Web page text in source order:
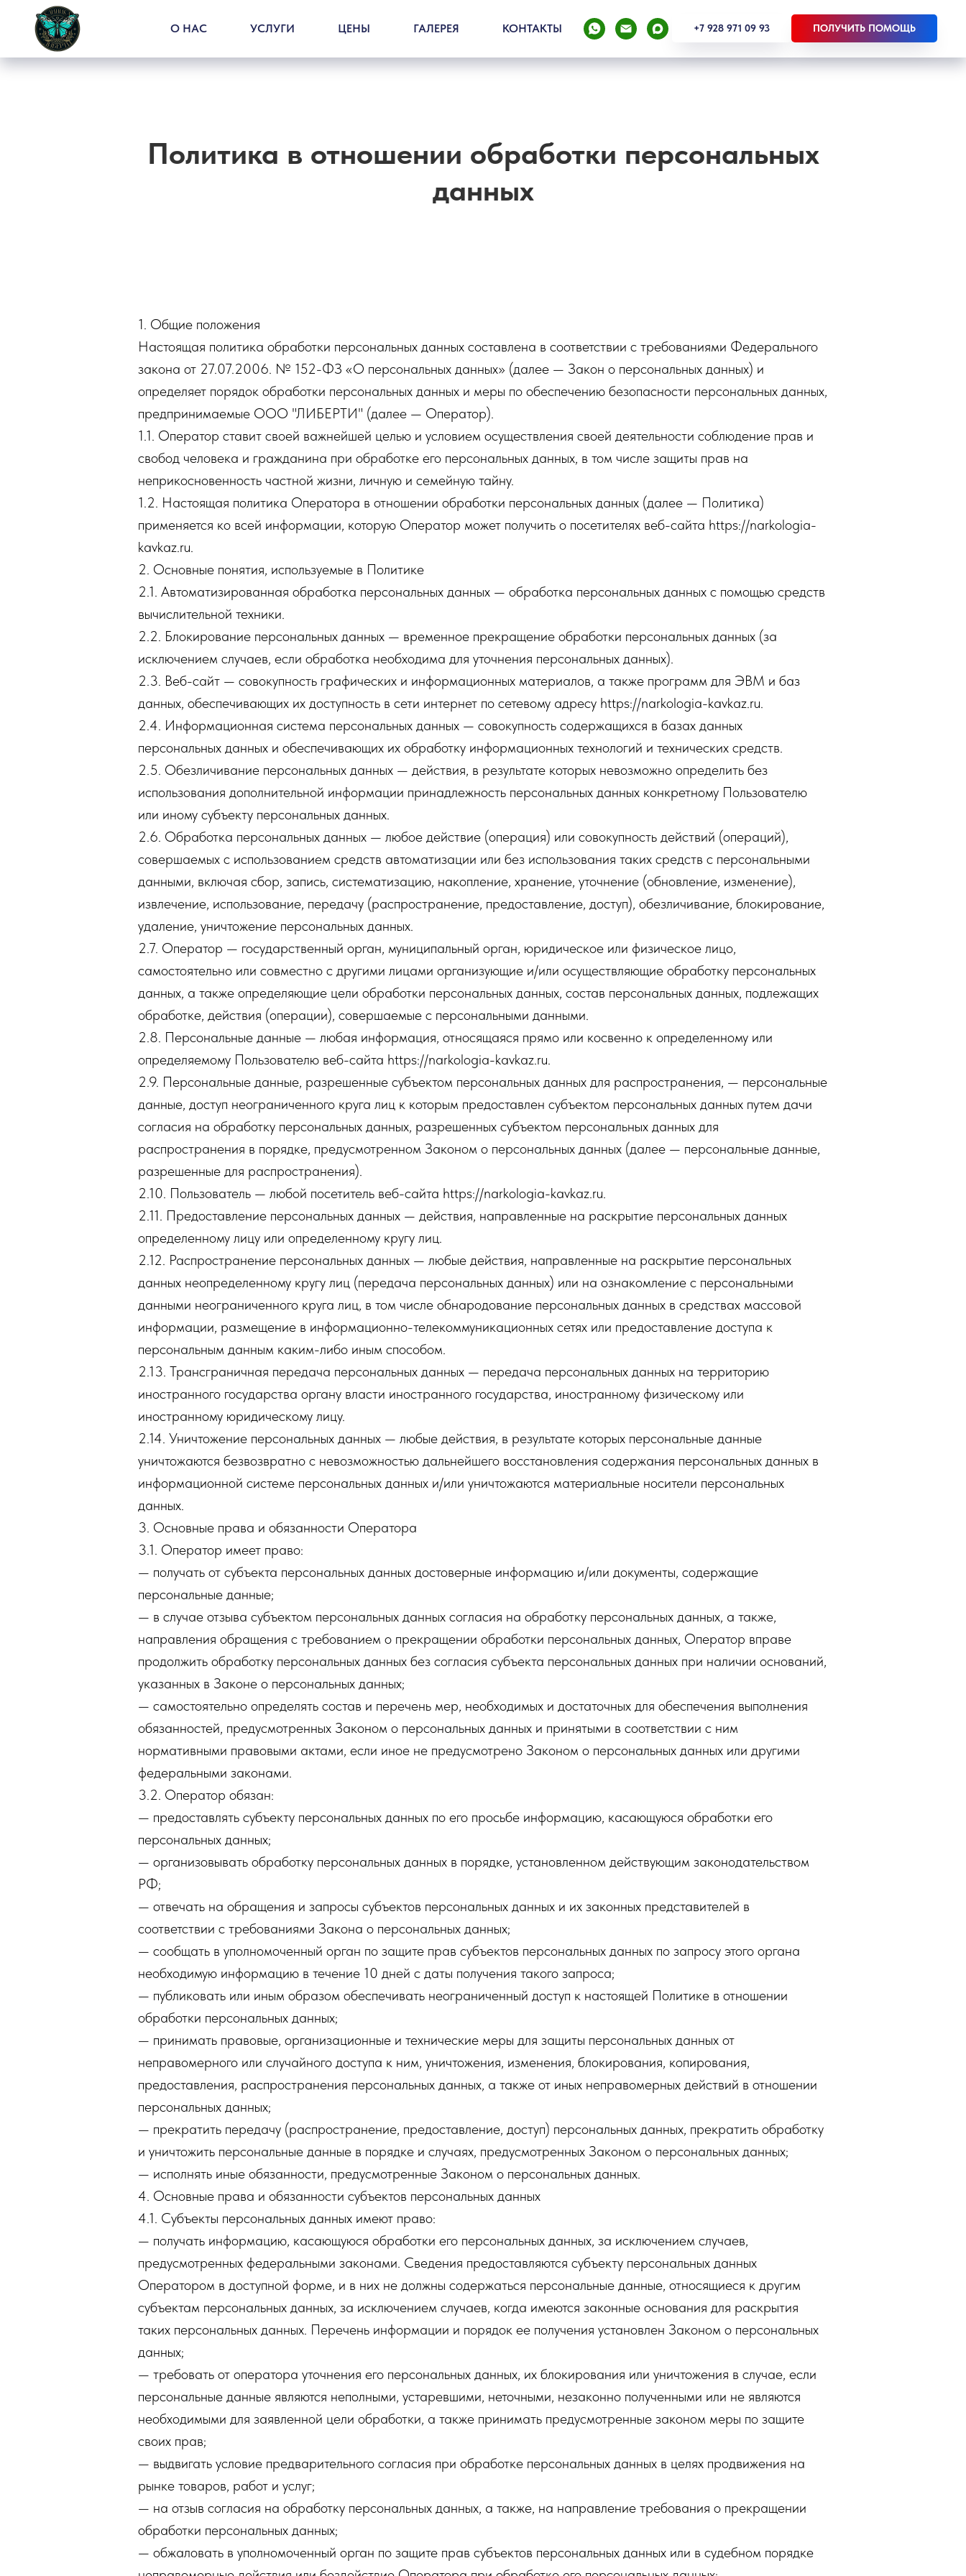
О НАС УСЛУГИ ЦЕНЫ ГАЛЕРЕЯ КОНТАКТЫ +7 928 971 09 93 ПОЛУЧИТЬ ПОМОЩЬ
Политика в отношении обработки персональных
данных
1. Общие положения
Настоящая политика обработки персональных данных составлена в соответствии с требованиями Федерального
закона от 27.07.2006. № 152-ФЗ «О персональных данных» (далее — Закон о персональных данных) и
определяет порядок обработки персональных данных и меры по обеспечению безопасности персональных данных,
предпринимаемые ООО "ЛИБЕРТИ" (далее — Оператор).
1.1. Оператор ставит своей важнейшей целью и условием осуществления своей деятельности соблюдение прав и
свобод человека и гражданина при обработке его персональных данных, в том числе защиты прав на
неприкосновенность частной жизни, личную и семейную тайну.
1.2. Настоящая политика Оператора в отношении обработки персональных данных (далее — Политика)
применяется ко всей информации, которую Оператор может получить о посетителях веб-сайта https://narkologia-
kavkaz.ru.
2. Основные понятия, используемые в Политике
2.1. Автоматизированная обработка персональных данных — обработка персональных данных с помощью средств
вычислительной техники.
2.2. Блокирование персональных данных — временное прекращение обработки персональных данных (за
исключением случаев, если обработка необходима для уточнения персональных данных).
2.3. Веб-сайт — совокупность графических и информационных материалов, а также программ для ЭВМ и баз
данных, обеспечивающих их доступность в сети интернет по сетевому адресу https://narkologia-kavkaz.ru.
2.4. Информационная система персональных данных — совокупность содержащихся в базах данных
персональных данных и обеспечивающих их обработку информационных технологий и технических средств.
2.5. Обезличивание персональных данных — действия, в результате которых невозможно определить без
использования дополнительной информации принадлежность персональных данных конкретному Пользователю
или иному субъекту персональных данных.
2.6. Обработка персональных данных — любое действие (операция) или совокупность действий (операций),
совершаемых с использованием средств автоматизации или без использования таких средств с персональными
данными, включая сбор, запись, систематизацию, накопление, хранение, уточнение (обновление, изменение),
извлечение, использование, передачу (распространение, предоставление, доступ), обезличивание, блокирование,
удаление, уничтожение персональных данных.
2.7. Оператор — государственный орган, муниципальный орган, юридическое или физическое лицо,
самостоятельно или совместно с другими лицами организующие и/или осуществляющие обработку персональных
данных, а также определяющие цели обработки персональных данных, состав персональных данных, подлежащих
обработке, действия (операции), совершаемые с персональными данными.
2.8. Персональные данные — любая информация, относящаяся прямо или косвенно к определенному или
определяемому Пользователю веб-сайта https://narkologia-kavkaz.ru.
2.9. Персональные данные, разрешенные субъектом персональных данных для распространения, — персональные
данные, доступ неограниченного круга лиц к которым предоставлен субъектом персональных данных путем дачи
согласия на обработку персональных данных, разрешенных субъектом персональных данных для
распространения в порядке, предусмотренном Законом о персональных данных (далее — персональные данные,
разрешенные для распространения).
2.10. Пользователь — любой посетитель веб-сайта https://narkologia-kavkaz.ru.
2.11. Предоставление персональных данных — действия, направленные на раскрытие персональных данных
определенному лицу или определенному кругу лиц.
2.12. Распространение персональных данных — любые действия, направленные на раскрытие персональных
данных неопределенному кругу лиц (передача персональных данных) или на ознакомление с персональными
данными неограниченного круга лиц, в том числе обнародование персональных данных в средствах массовой
информации, размещение в информационно-телекоммуникационных сетях или предоставление доступа к
персональным данным каким-либо иным способом.
2.13. Трансграничная передача персональных данных — передача персональных данных на территорию
иностранного государства органу власти иностранного государства, иностранному физическому или
иностранному юридическому лицу.
2.14. Уничтожение персональных данных — любые действия, в результате которых персональные данные
уничтожаются безвозвратно с невозможностью дальнейшего восстановления содержания персональных данных в
информационной системе персональных данных и/или уничтожаются материальные носители персональных
данных.
3. Основные права и обязанности Оператора
3.1. Оператор имеет право:
— получать от субъекта персональных данных достоверные информацию и/или документы, содержащие
персональные данные;
— в случае отзыва субъектом персональных данных согласия на обработку персональных данных, а также,
направления обращения с требованием о прекращении обработки персональных данных, Оператор вправе
продолжить обработку персональных данных без согласия субъекта персональных данных при наличии оснований,
указанных в Законе о персональных данных;
— самостоятельно определять состав и перечень мер, необходимых и достаточных для обеспечения выполнения
обязанностей, предусмотренных Законом о персональных данных и принятыми в соответствии с ним
нормативными правовыми актами, если иное не предусмотрено Законом о персональных данных или другими
федеральными законами.
3.2. Оператор обязан:
— предоставлять субъекту персональных данных по его просьбе информацию, касающуюся обработки его
персональных данных;
— организовывать обработку персональных данных в порядке, установленном действующим законодательством
РФ;
— отвечать на обращения и запросы субъектов персональных данных и их законных представителей в
соответствии с требованиями Закона о персональных данных;
— сообщать в уполномоченный орган по защите прав субъектов персональных данных по запросу этого органа
необходимую информацию в течение 10 дней с даты получения такого запроса;
— публиковать или иным образом обеспечивать неограниченный доступ к настоящей Политике в отношении
обработки персональных данных;
— принимать правовые, организационные и технические меры для защиты персональных данных от
неправомерного или случайного доступа к ним, уничтожения, изменения, блокирования, копирования,
предоставления, распространения персональных данных, а также от иных неправомерных действий в отношении
персональных данных;
— прекратить передачу (распространение, предоставление, доступ) персональных данных, прекратить обработку
и уничтожить персональные данные в порядке и случаях, предусмотренных Законом о персональных данных;
— исполнять иные обязанности, предусмотренные Законом о персональных данных.
4. Основные права и обязанности субъектов персональных данных
4.1. Субъекты персональных данных имеют право:
— получать информацию, касающуюся обработки его персональных данных, за исключением случаев,
предусмотренных федеральными законами. Сведения предоставляются субъекту персональных данных
Оператором в доступной форме, и в них не должны содержаться персональные данные, относящиеся к другим
субъектам персональных данных, за исключением случаев, когда имеются законные основания для раскрытия
таких персональных данных. Перечень информации и порядок ее получения установлен Законом о персональных
данных;
— требовать от оператора уточнения его персональных данных, их блокирования или уничтожения в случае, если
персональные данные являются неполными, устаревшими, неточными, незаконно полученными или не являются
необходимыми для заявленной цели обработки, а также принимать предусмотренные законом меры по защите
своих прав;
— выдвигать условие предварительного согласия при обработке персональных данных в целях продвижения на
рынке товаров, работ и услуг;
— на отзыв согласия на обработку персональных данных, а также, на направление требования о прекращении
обработки персональных данных;
— обжаловать в уполномоченный орган по защите прав субъектов персональных данных или в судебном порядке